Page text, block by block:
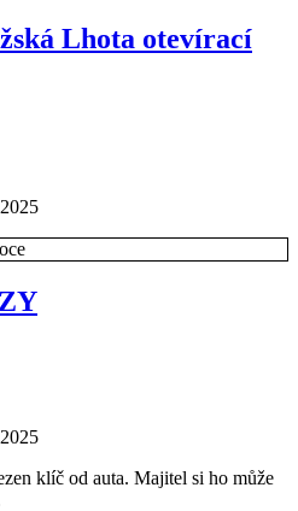
Lhota otevírací
klíč od auta. Majitel si ho může